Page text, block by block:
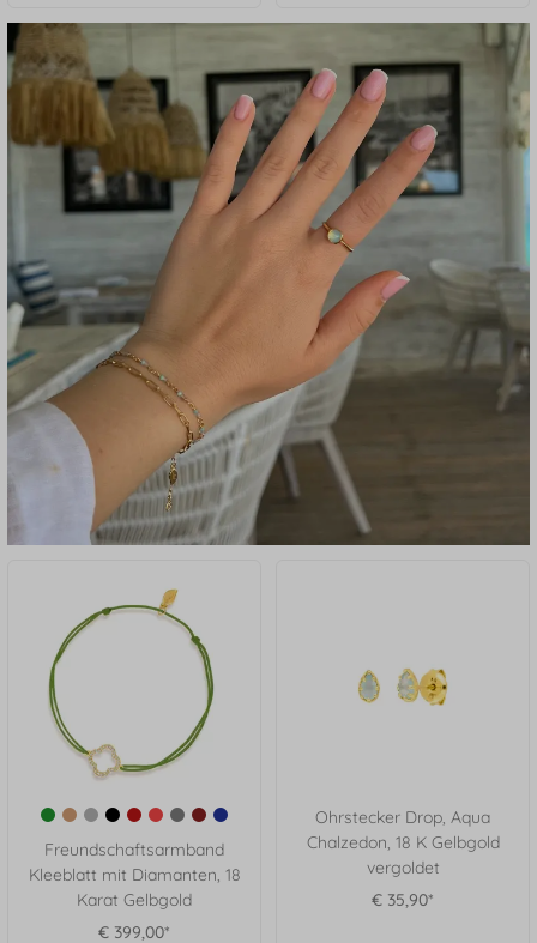
Freundschaftsarmband
Kleeblatt mit Diamanten, 18
Karat Gelbgold
€ 399,00*
Ohrstecker Drop, Aqua
Chalzedon, 18 K Gelbgold
vergoldet
€ 35,90*